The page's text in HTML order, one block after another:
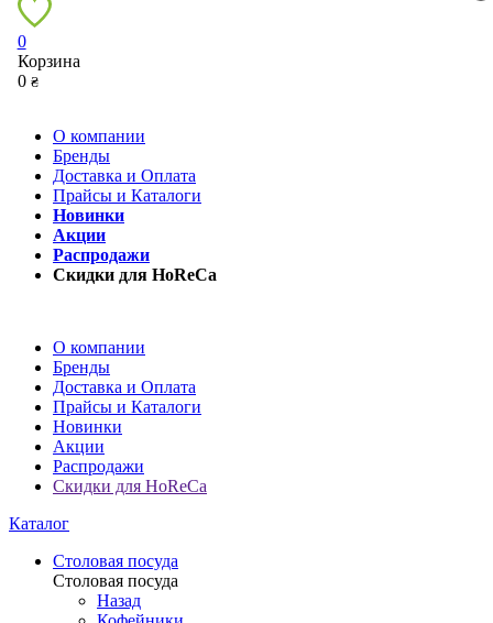
0
Корзина
0 ₴
О компании
Бренды
Доставка и Оплата
Прайсы и Каталоги
Новинки
Акции
Распродажи
Скидки для HoReCa
О компании
Бренды
Доставка и Оплата
Прайсы и Каталоги
Новинки
Акции
Распродажи
Скидки для HoReCa
Каталог
Столовая посуда
Столовая посуда
Назад